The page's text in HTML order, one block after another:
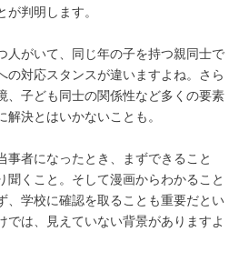
判明します。
人がいて、同じ年の子を持つ親同士で
の対応スタンスが違いますよね。さら
、子ども同士の関係性など多くの要素
決とはいかないことも。
事者になったとき、まずできること
聞くこと。そして漫画からわかること
、学校に確認を取ることも重要だとい
では、見えていない背景がありますよ